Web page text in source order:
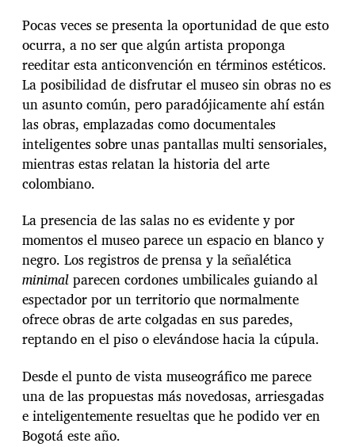
Pocas veces se presenta la oportunidad de que esto
ocurra, a no ser que algún artista proponga
reeditar esta anticonvención en términos estéticos.
La posibilidad de disfrutar el museo sin obras no es
un asunto común, pero paradójicamente ahí están
las obras, emplazadas como documentales
inteligentes sobre unas pantallas multi sensoriales,
mientras estas relatan la historia del arte
colombiano.
La presencia de las salas no es evidente y por
momentos el museo parece un espacio en blanco y
negro. Los registros de prensa y la señalética
minimalparecen cordones umbilicales guiando al
espectador por un territorio que normalmente
ofrece obras de arte colgadas en sus paredes,
reptando en el piso o elevándose hacia la cúpula.
Desde el punto de vista museográfico me parece
una de las propuestas más novedosas, arriesgadas
e inteligentemente resueltas que he podido ver en
Bogotá este año.